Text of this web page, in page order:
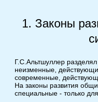
1. Законы
Г.С.Альтшуллер
неизменные,
современные,
На законы развития
специальные - только